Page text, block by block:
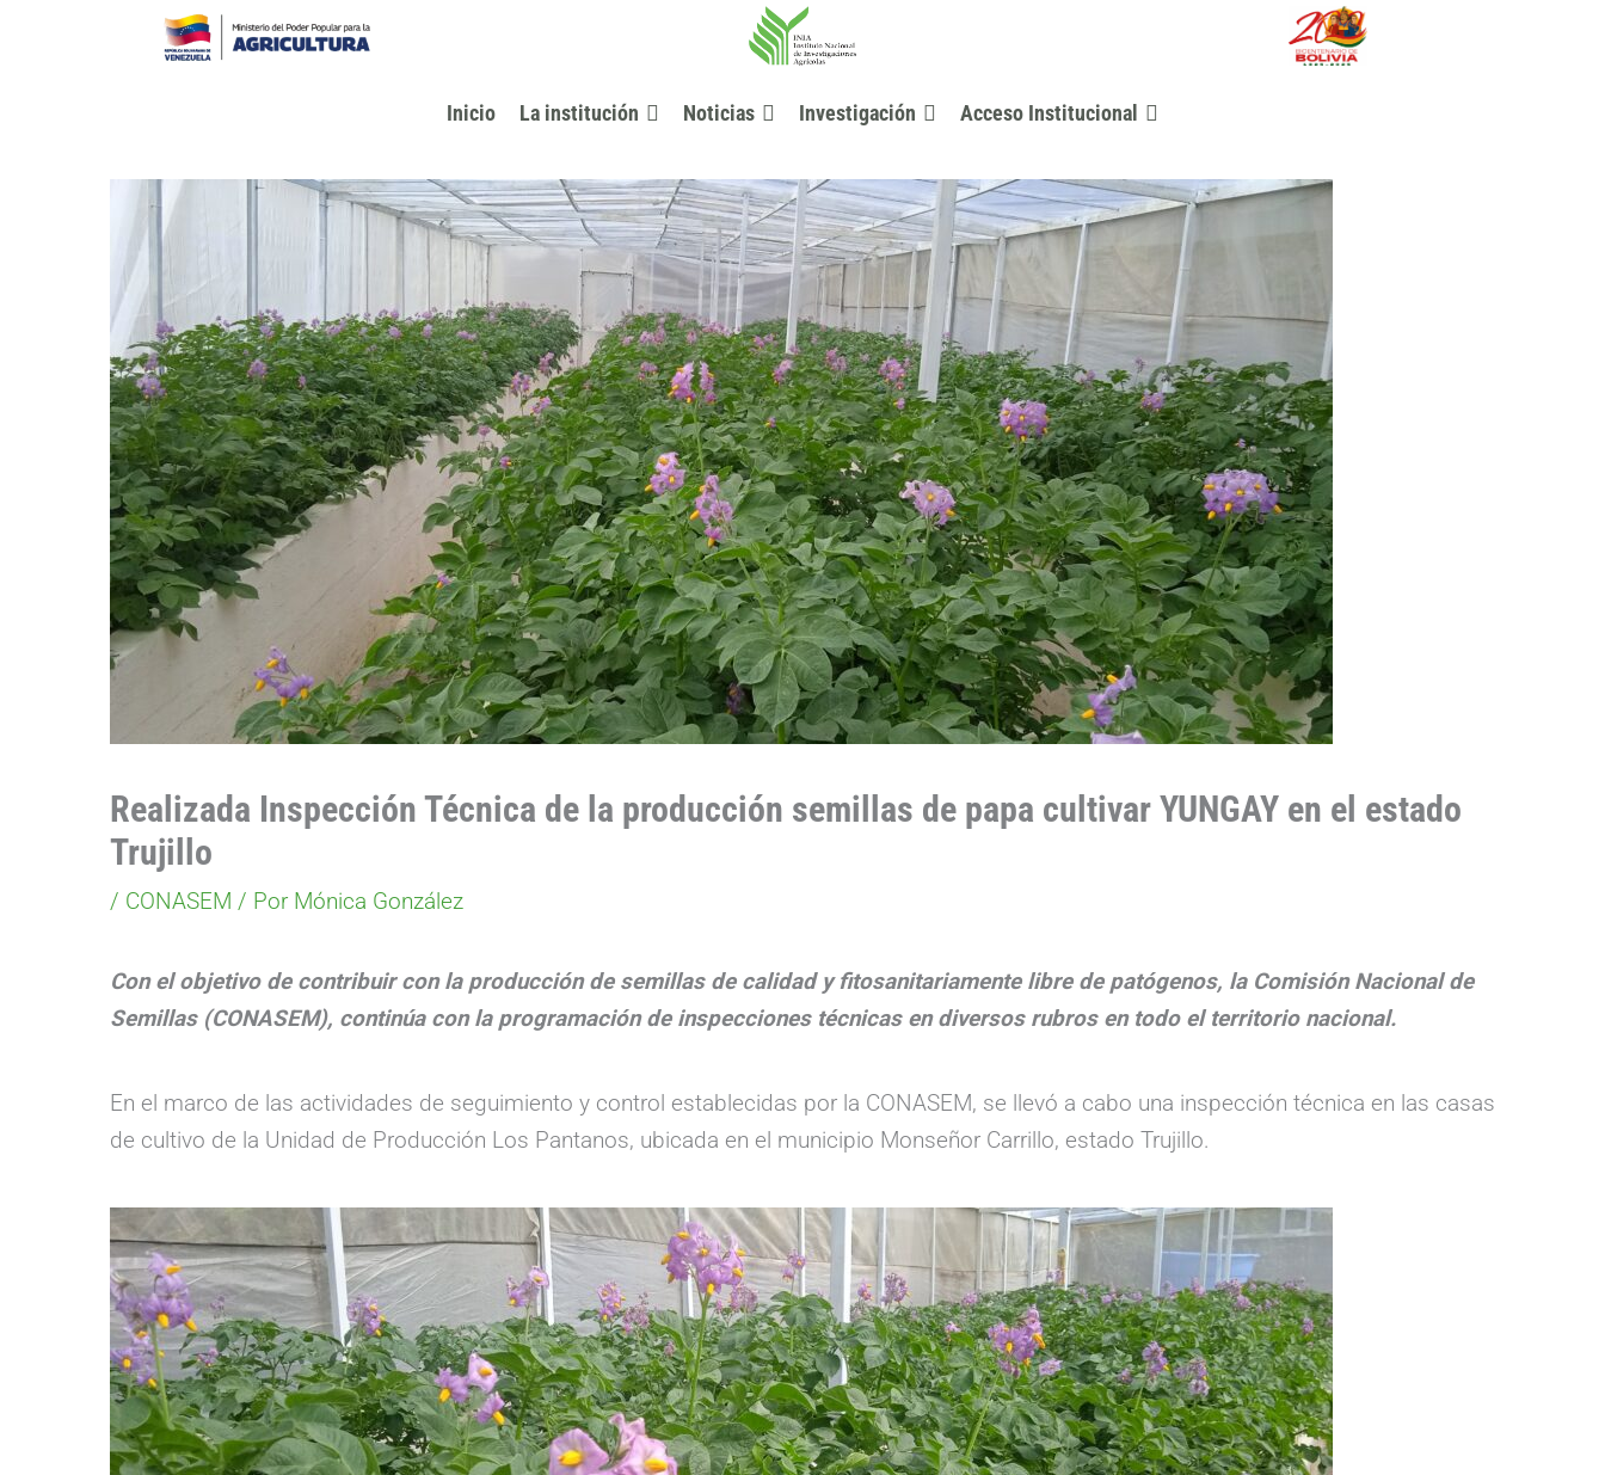
Inicio La institución Noticias Investigación Acceso Institucional
Realizada Inspección Técnica de la producción semillas de papa cultivar YUNGAY en el estado
Trujillo
/ CONASEM / Por Mónica González
Con el objetivo de contribuir con la producción de semillas de calidad y fitosanitariamente libre de patógenos, la Comisión Nacional de
Semillas (CONASEM), continúa con la programación de inspecciones técnicas en diversos rubros en todo el territorio nacional.
En el marco de las actividades de seguimiento y control establecidas por la CONASEM, se llevó a cabo una inspección técnica en las casas
de cultivo de la Unidad de Producción Los Pantanos, ubicada en el municipio Monseñor Carrillo, estado Trujillo.